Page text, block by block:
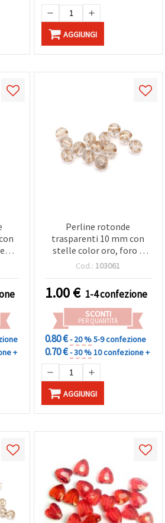
AGGIUNGI
+
Perline rotonde
trasparenti 10 mm con
stelle color oro, foro 2
mm - 20 g ±32 pz
Cod.: 103061
1.00€ 1-4 confezione
SCONTI
PER QUANTITÀ
0.80 €- 20 %5-9 confezione
0.70 €- 30 %10 confezione +
AGGIUNGI